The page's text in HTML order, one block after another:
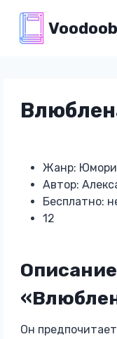
содержимому
Жанр:
Автор:
Бесплатно:
12
Он